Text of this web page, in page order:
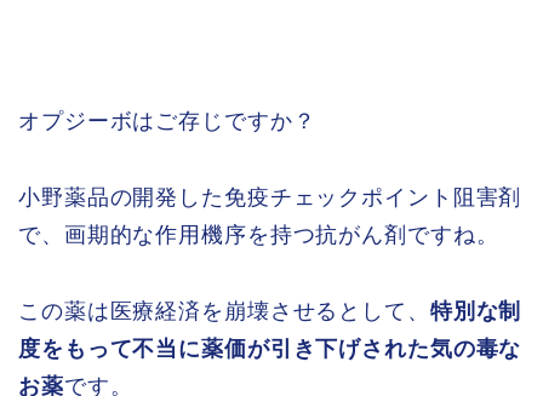
オプジーボはご存じですか？
小野薬品の開発した免疫チェックポイント阻害剤
で、画期的な作用機序を持つ抗がん剤ですね。
この薬は医療経済を崩壊させるとして、 特別な制
度をもって不当に薬価が引き下げされた気の毒な
お薬です。